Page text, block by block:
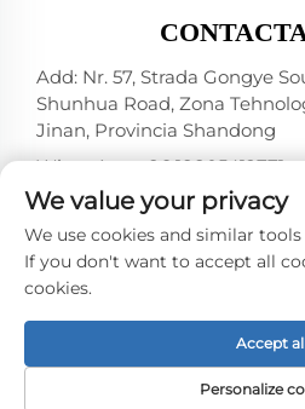
Add: Nr. 57, Strada Gongye
Shunhua Road, Zona
Jinan, Provincia Shandong
WhatsApp:+86 18805412771
+1（314）5989651
E-mail:[email protected]
Technology Co., Ltd -
We value your privacy
We use cookies and similar
If you don't want to accept all
cookies.
Personalize
Accept